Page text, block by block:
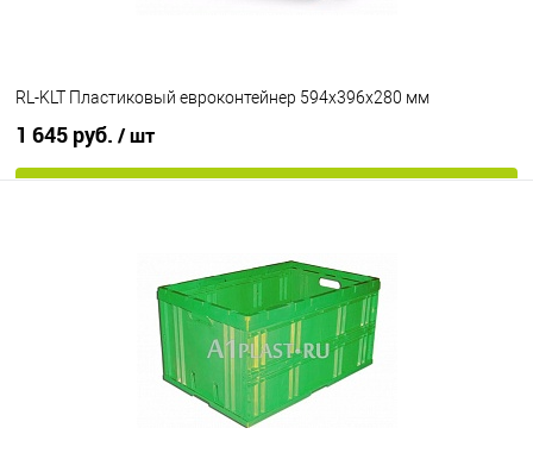
RL-KLT Пластиковый евроконтейнер 594х396х280 мм
1 645 руб. / шт
Под заказ